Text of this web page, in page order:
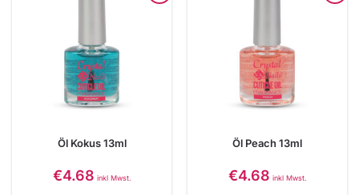
Öl Kokus 13ml
€4.68 inkl Mwst.
Öl Peach 13ml
€4.68 inkl Mwst.